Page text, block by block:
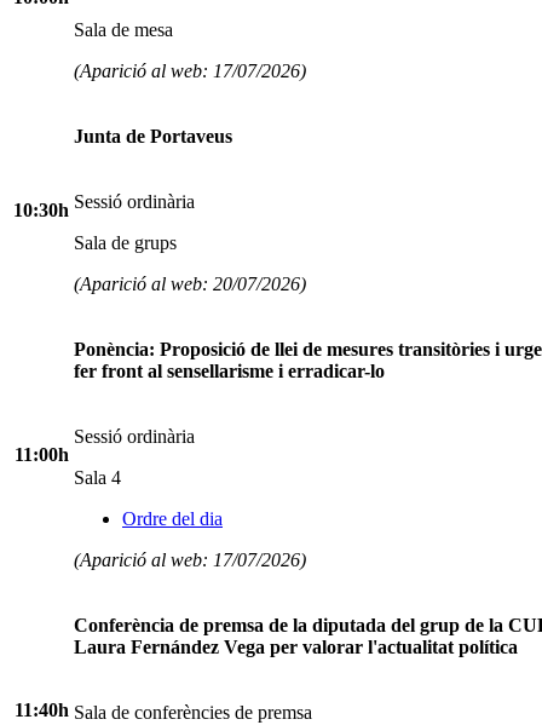
Sala de mesa
(Aparició al web: 17/07/2026)
10:30h
Junta de Portaveus
Sessió ordinària
Sala de grups
(Aparició al web: 20/07/2026)
11:00h
Ponència: Proposició de llei de mesures transitòries i
fer front al sensellarisme i erradicar-lo
Sessió ordinària
Sala 4
Ordre del dia
(Aparició al web: 17/07/2026)
11:40h
Conferència de premsa de la diputada del grup de la
Laura Fernández Vega per valorar l'actualitat política
Sala de conferències de premsa